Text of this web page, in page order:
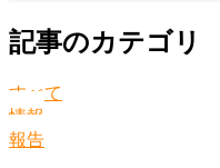
記事のカテゴリ
すべて
情報
報告